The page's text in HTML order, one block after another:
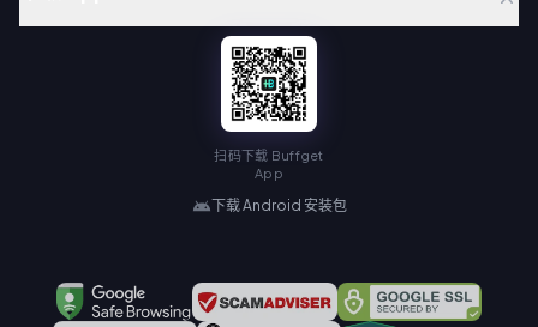
扫码下载 Buffget
App
下载 Android 安装包